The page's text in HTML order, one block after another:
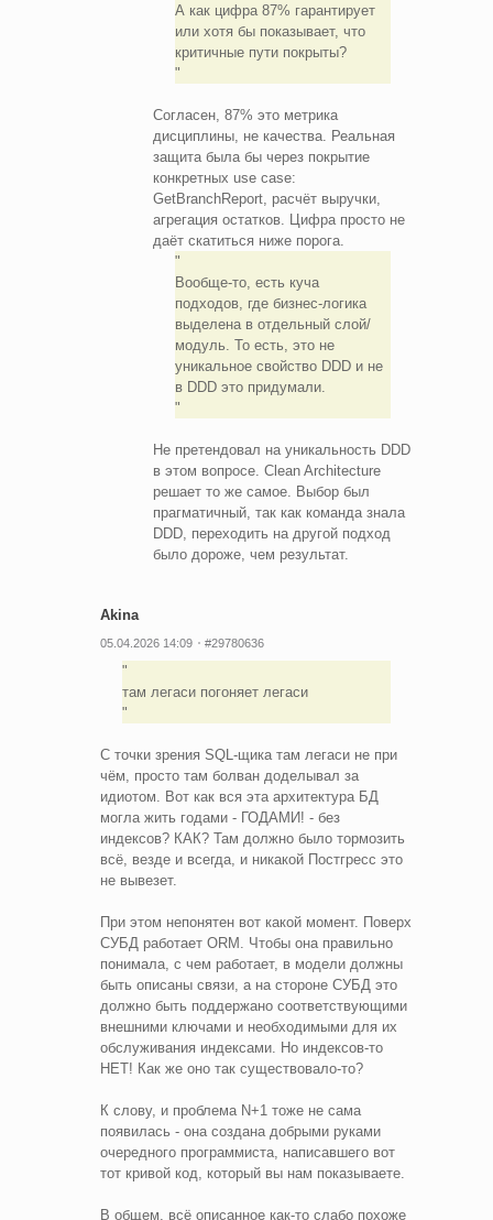
А как цифра 87% гарантирует
или хотя бы показывает, что
критичные пути покрыты?
Согласен, 87% это метрика
дисциплины, не качества. Реальная
защита была бы через покрытие
конкретных use case:
GetBranchReport, расчёт выручки,
агрегация остатков. Цифра просто не
даёт скатиться ниже порога.
Вообще-то, есть куча
подходов, где бизнес-логика
выделена в отдельный слой/
модуль. То есть, это не
уникальное свойство DDD и не
в DDD это придумали.
Не претендовал на уникальность DDD
в этом вопросе. Clean Architecture
решает то же самое. Выбор был
прагматичный, так как команда знала
DDD, переходить на другой подход
было дороже, чем результат.
Akina
05.04.2026 14:09 #29780636
там легаси погоняет легаси
С точки зрения SQL-щика там легаси не при
чём, просто там болван доделывал за
идиотом. Вот как вся эта архитектура БД
могла жить годами - ГОДАМИ! - без
индексов? КАК? Там должно было тормозить
всё, везде и всегда, и никакой Постгресс это
не вывезет.
При этом непонятен вот какой момент. Поверх
СУБД работает ORM. Чтобы она правильно
понимала, с чем работает, в модели должны
быть описаны связи, а на стороне СУБД это
должно быть поддержано соответствующими
внешними ключами и необходимыми для их
обслуживания индексами. Но индексов-то
НЕТ! Как же оно так существовало-то?
К слову, и проблема N+1 тоже не сама
появилась - она создана добрыми руками
очередного программиста, написавшего вот
тот кривой код, который вы нам показываете.
В общем, всё описанное как-то слабо похоже